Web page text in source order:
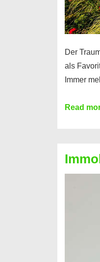
Der
als
Immer
Kredit
Ihre
eigenen
Read